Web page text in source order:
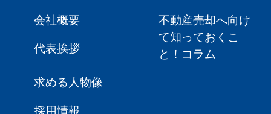
会社概要
代表挨拶
不動産売却へ向け
て知っておくこ
と！コラム
求める人物像
採用情報